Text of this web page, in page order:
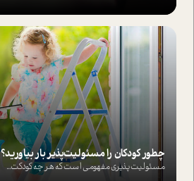
چطور کودکان را مسئولیت‌پذیر بار بیاورید؟
مسئولیت پذیری مفهومی ا ست که هر چه کودکت...